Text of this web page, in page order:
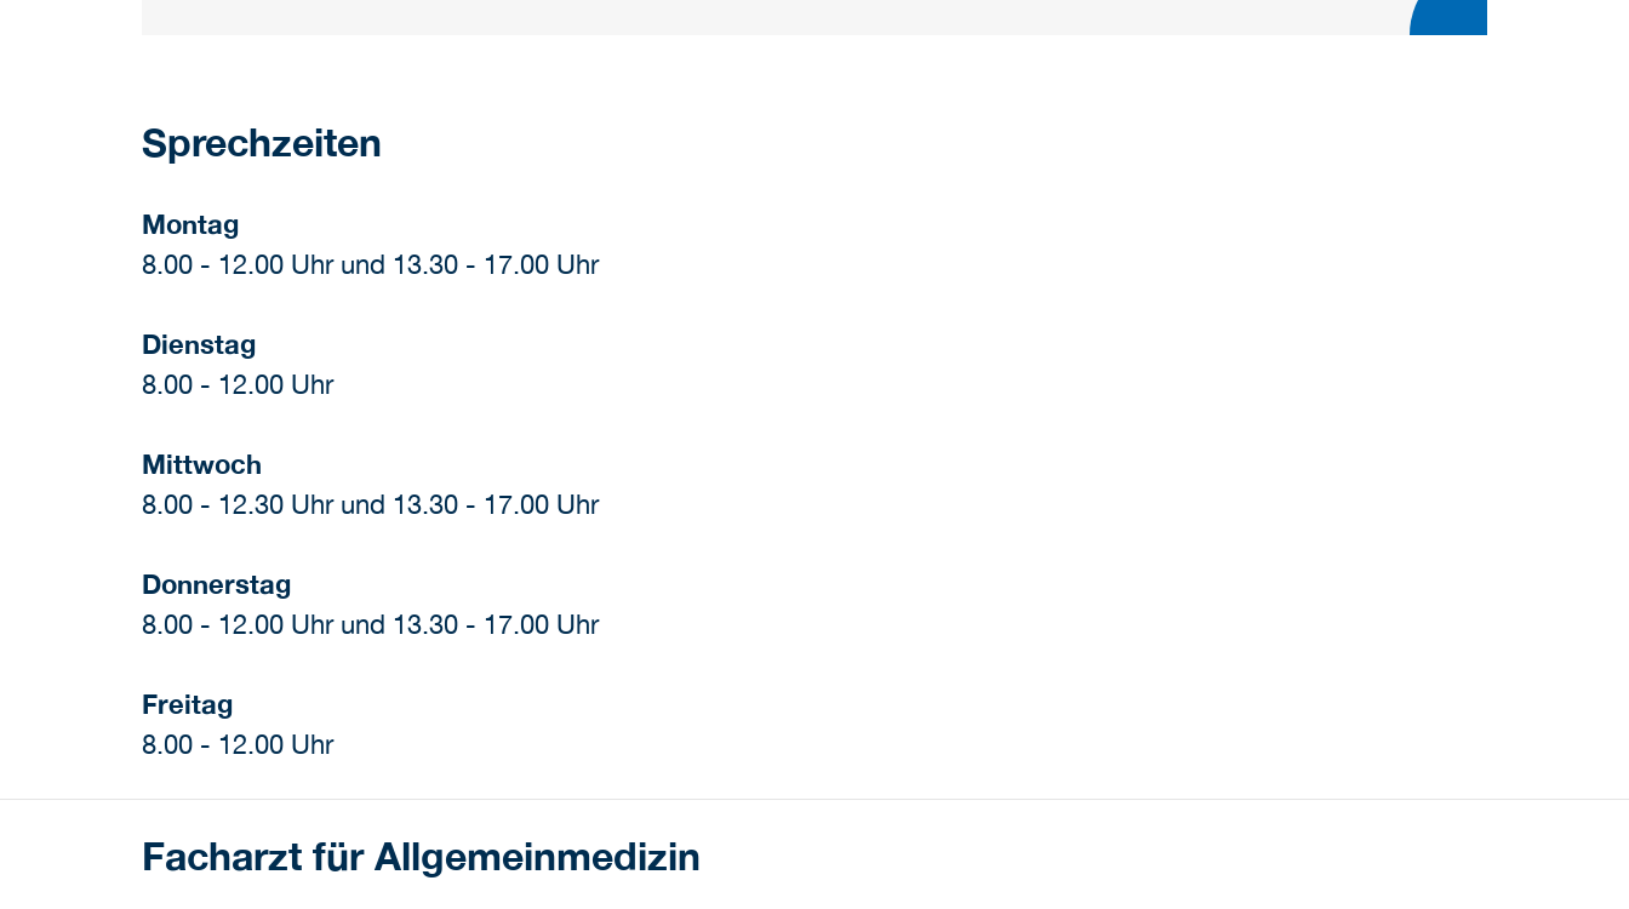
Sprechzeiten
Montag
8.00 - 12.00 Uhr und 13.30 - 17.00 Uhr
Dienstag
8.00 - 12.00 Uhr
Mittwoch
8.00 - 12.30 Uhr und 13.30 - 17.00 Uhr
Donnerstag
8.00 - 12.00 Uhr und 13.30 - 17.00 Uhr
Freitag
8.00 - 12.00 Uhr
Facharzt für Allgemeinmedizin